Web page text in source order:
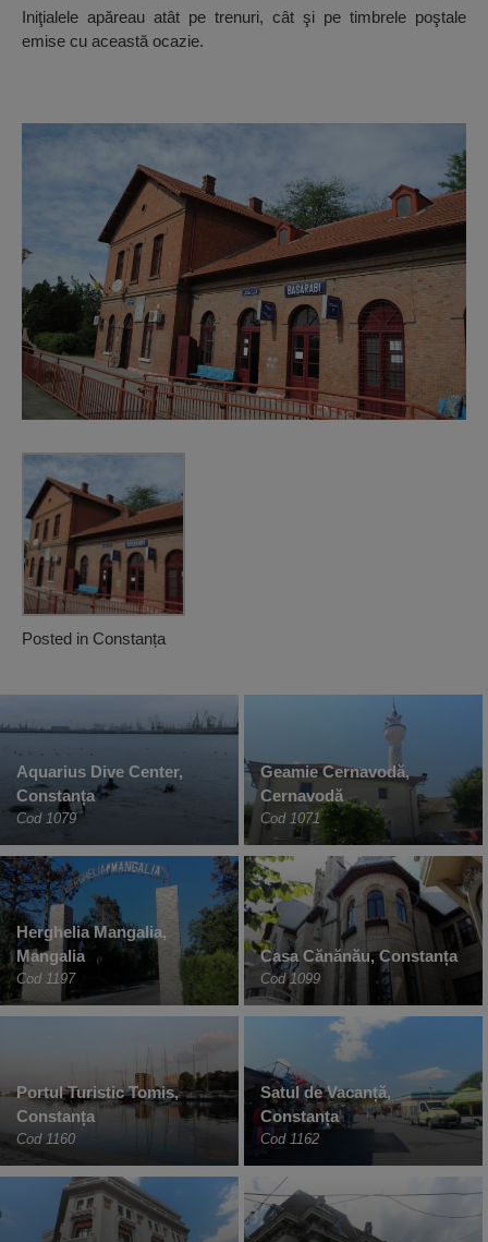
Iniţialele apăreau atât pe trenuri, cât şi pe timbrele poştale
emise cu această ocazie.
Posted in Constanța
Aquarius Dive Center,
Constanța
Cod 1079
Geamie Cernavodă,
Cernavodă
Cod 1071
Herghelia Mangalia,
Mangalia
Cod 1197
Casa Cănănău, Constanța
Cod 1099
Portul Turistic Tomis,
Constanța
Cod 1160
Satul de Vacanță,
Constanța
Cod 1162